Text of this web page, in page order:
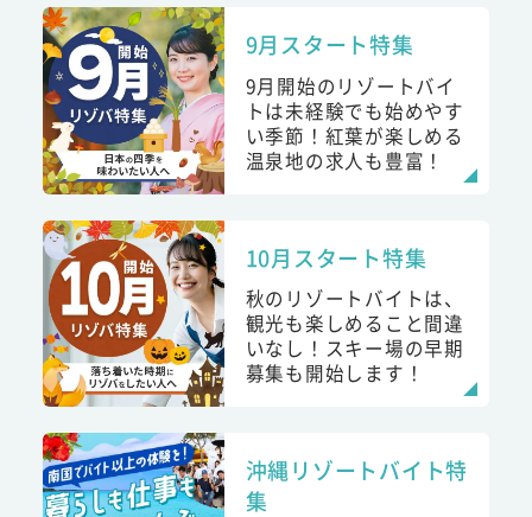
9月スタート特集
9月開始のリゾートバイ
トは未経験でも始めやす
い季節！紅葉が楽しめる
温泉地の求人も豊富！
10月スタート特集
秋のリゾートバイトは、
観光も楽しめること間違
いなし！スキー場の早期
募集も開始します！
沖縄リゾートバイト特
集